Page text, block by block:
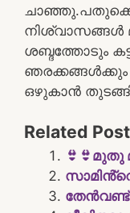
നിശ്വാസങ്ങൾ
ശബ്ദത്തോടും
ഞരക്കങ്ങൾക്കും
ഒഴുകാൻ
Related
👙👙മുതു
തേൻവണ്ട്